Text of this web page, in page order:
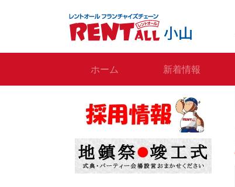
ホーム 新着情報